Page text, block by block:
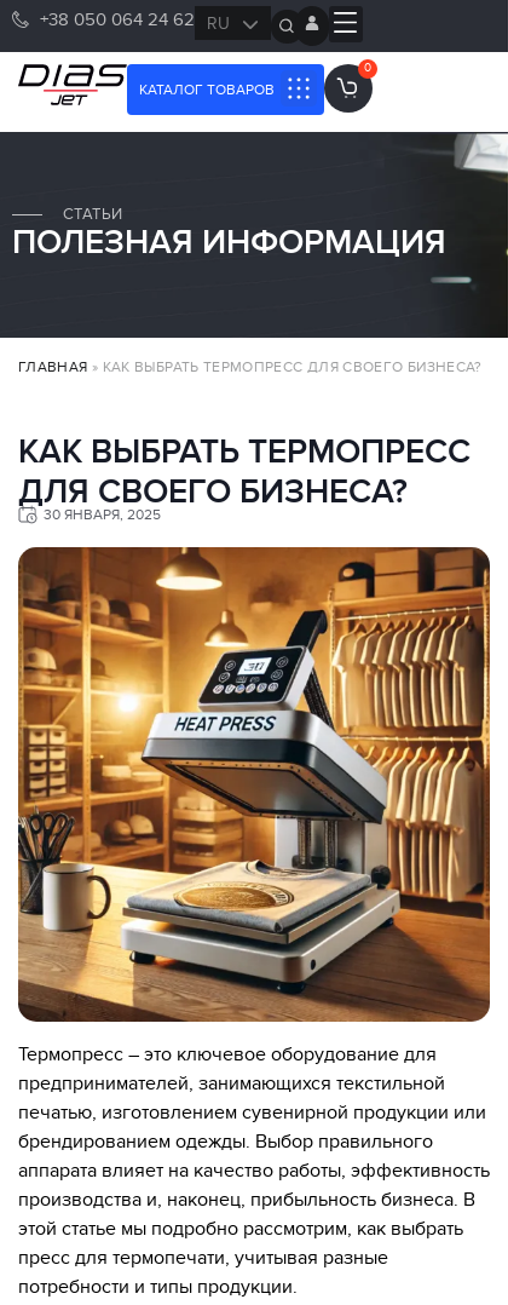
+38 050 064 24 62 RU
UK
КАТАЛОГ ТОВАРОВ
0
СТАТЬИ
ПОЛЕЗНАЯ ИНФОРМАЦИЯ
ГЛАВНАЯ » КАК ВЫБРАТЬ ТЕРМОПРЕСС ДЛЯ СВОЕГО БИЗНЕСА?
КАК ВЫБРАТЬ ТЕРМОПРЕСС
ДЛЯ СВОЕГО БИЗНЕСА?
30 ЯНВАРЯ, 2025
Термопресс – это ключевое оборудование для
предпринимателей, занимающихся текстильной
печатью, изготовлением сувенирной продукции или
брендированием одежды. Выбор правильного
аппарата влияет на качество работы, эффективность
производства и, наконец, прибыльность бизнеса. В
этой статье мы подробно рассмотрим, как выбрать
пресс для термопечати, учитывая разные
потребности и типы продукции.